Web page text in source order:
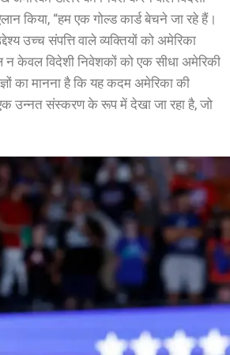
किया, “हम एक गोल्ड कार्ड बेचने जा रहे हैं।
उच्च संपत्ति वाले व्यक्तियों को अमेरिका
न केवल विदेशी निवेशकों को एक सीधा अमेरिकी
का मानना है कि यह कदम अमेरिका की
उन्नत संस्करण के रूप में देखा जा रहा है, जो